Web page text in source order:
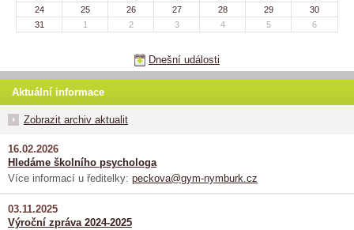
24
25 26 27 28 29
30
31
1 2 3 4 5 6
Dnešní události
Aktuální informace
Zobrazit archiv aktualit
16.02.2026
Hledáme školního psychologa
Více informací u ředitelky: peckova@gym-nymburk.cz
03.11.2025
Výroční zpráva 2024-2025